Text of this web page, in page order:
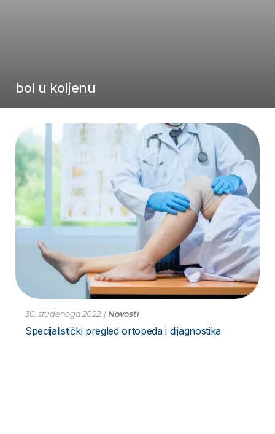
bol u koljenu
30. studenoga 2022. |Novosti
Specijalistički pregled ortopeda i dijagnostika